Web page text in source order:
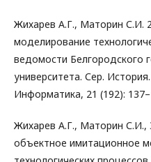
Жихарев А.Г., Маторин С.И.
моделирование
ведомости Белгородского
университета. Сер.
Информатика, 21 (192):
Жихарев А.Г., Маторин С.И.,
объектное имитационное